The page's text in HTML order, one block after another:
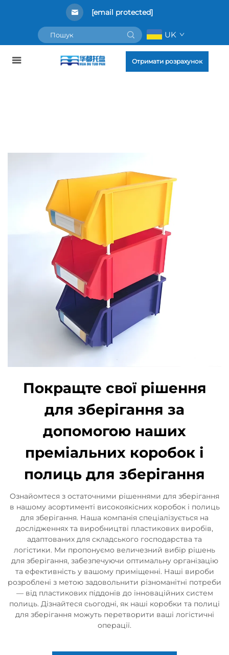
[email protected]
UK
Отримати розрахунок
Покращте свої рішення
для зберігання за
допомогою наших
преміальних коробок і
полиць для зберігання
Ознайомтеся з остаточними рішеннями для зберігання
в нашому асортименті високоякісних коробок і полиць
для зберігання. Наша компанія спеціалізується на
дослідженнях та виробництві пластикових виробів,
адаптованих для складського господарства та
логістики. Ми пропонуємо величезний вибір рішень
для зберігання, забезпечуючи оптимальну організацію
та ефективність у вашому приміщенні. Наші вироби
розроблені з метою задовольнити різноманітні потреби
— від пластикових піддонів до інноваційних систем
полиць. Дізнайтеся сьогодні, як наші коробки та полиці
для зберігання можуть перетворити ваші логістичні
операції.